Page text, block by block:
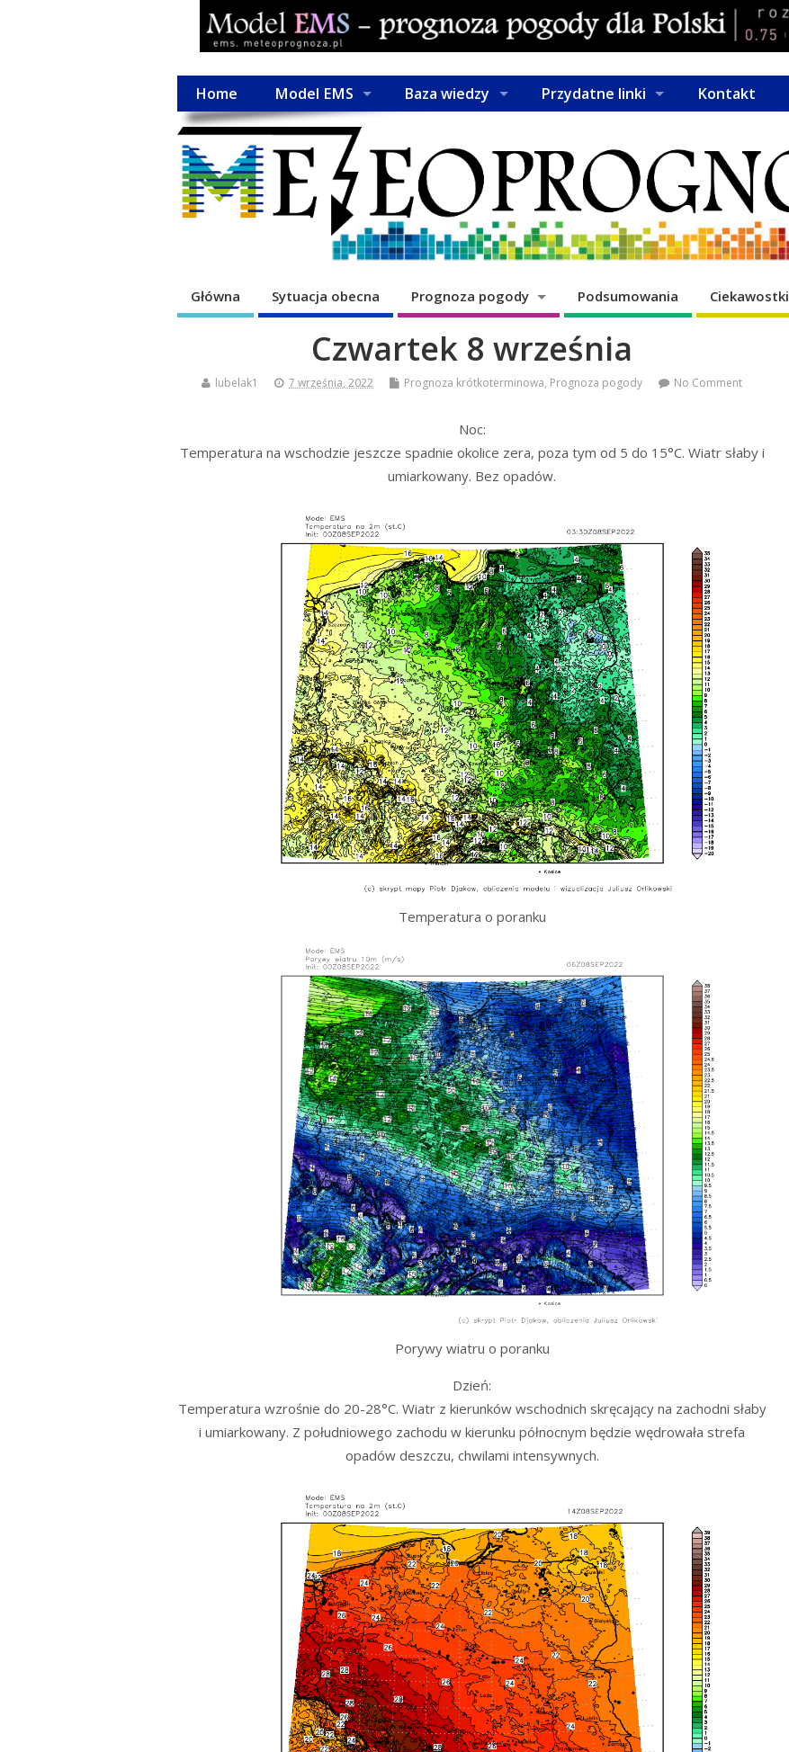
Home Model EMS Baza wiedzy Przydatne linki Kontakt
Główna Sytuacja obecna Prognoza pogody Podsumowania Ciekawostki
Czwartek 8 września
lubelak1 7 września, 2022 Prognoza krótkoterminowa, Prognoza pogody No Comment
Noc:
Temperatura na wschodzie jeszcze spadnie okolice zera, poza tym od 5 do 15°C. Wiatr słaby i
umiarkowany. Bez opadów.
Temperatura o poranku
Porywy wiatru o poranku
Dzień:
Temperatura wzrośnie do 20-28°C. Wiatr z kierunków wschodnich skręcający na zachodni słaby
i umiarkowany. Z południowego zachodu w kierunku północnym będzie wędrowała strefa
opadów deszczu, chwilami intensywnych.